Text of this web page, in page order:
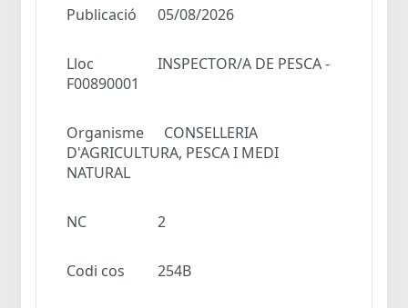
Publicació 05/08/2026
Lloc
INSPECTOR/A DE PESCA -
F00890001
Organisme
CONSELLERIA
D'AGRICULTURA, PESCA I MEDI
NATURAL
NC 2
Codi cos 254B